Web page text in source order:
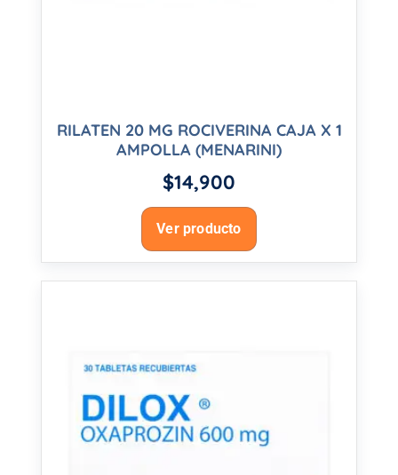
RILATEN 20 MG ROCIVERINA CAJA X 1
AMPOLLA (MENARINI)
$14,900
Ver producto